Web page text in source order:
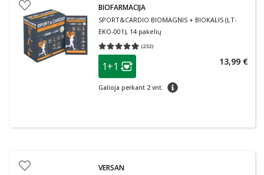
BIOFARMACIJA
SPORT&CARDIO BIOMAGNIS + BIOKALIS (LT-
EKO-001), 14 pakelių
(232)
Vidutinis įvertinimas 4.93
patarimas
Lojalumo klubo narių nuolaida
1+1
Galioja perkant 2 vnt. patarimas
13,99 €
VERSAN